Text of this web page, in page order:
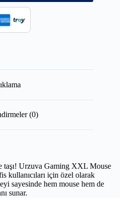
(0)
taşı! Urzuva Gaming XXL Mouse
kullanıcıları için özel olarak
sayesinde hem mouse hem de
sunar.